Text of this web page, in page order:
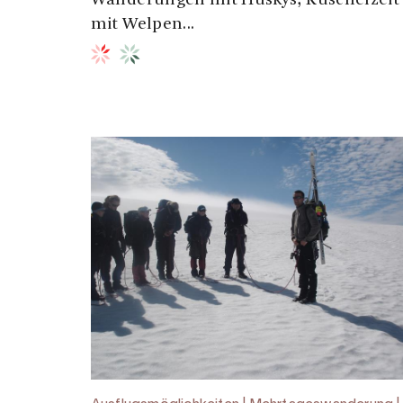
mit Welpen...